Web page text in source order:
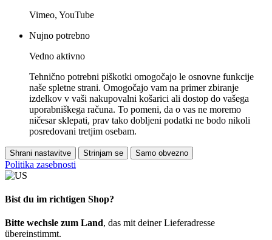
Vimeo, YouTube
Nujno potrebno
Vedno aktivno
Tehnično potrebni piškotki omogočajo le osnovne funkcije
naše spletne strani. Omogočajo vam na primer zbiranje
izdelkov v vaši nakupovalni košarici ali dostop do vašega
uporabniškega računa. To pomeni, da o vas ne moremo
ničesar sklepati, prav tako dobljeni podatki ne bodo nikoli
posredovani tretjim osebam.
Shrani nastavitve Strinjam se Samo obvezno
Politika zasebnosti
Bist du im richtigen Shop?
Bitte wechsle zum Land, das mit deiner Lieferadresse
übereinstimmt.